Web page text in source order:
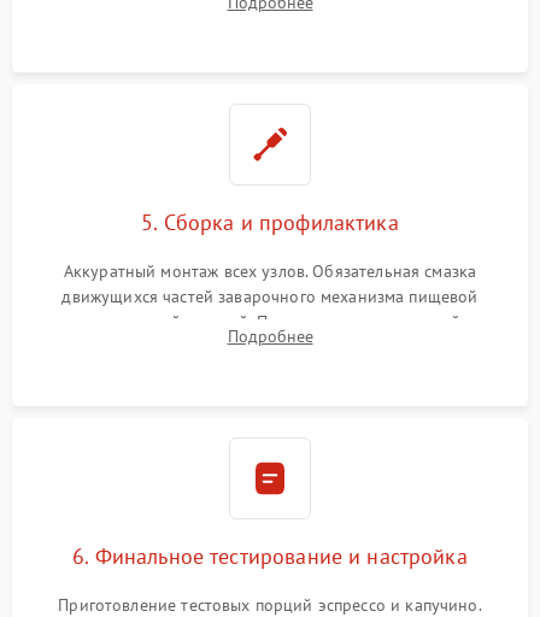
ring) и тефлоновых трубок для надежного устранения
5. Сборка и профилактика
Аккуратный монтаж всех узлов. Обязательная смазка
движущихся частей заварочного механизма пищевой
силиконовой смазкой. Проведение программной
декальцинации и очистки системы от кофейных масел.
Подробнее
6. Финальное тестирование и настройка
Приготовление тестовых порций эспрессо и капучино.